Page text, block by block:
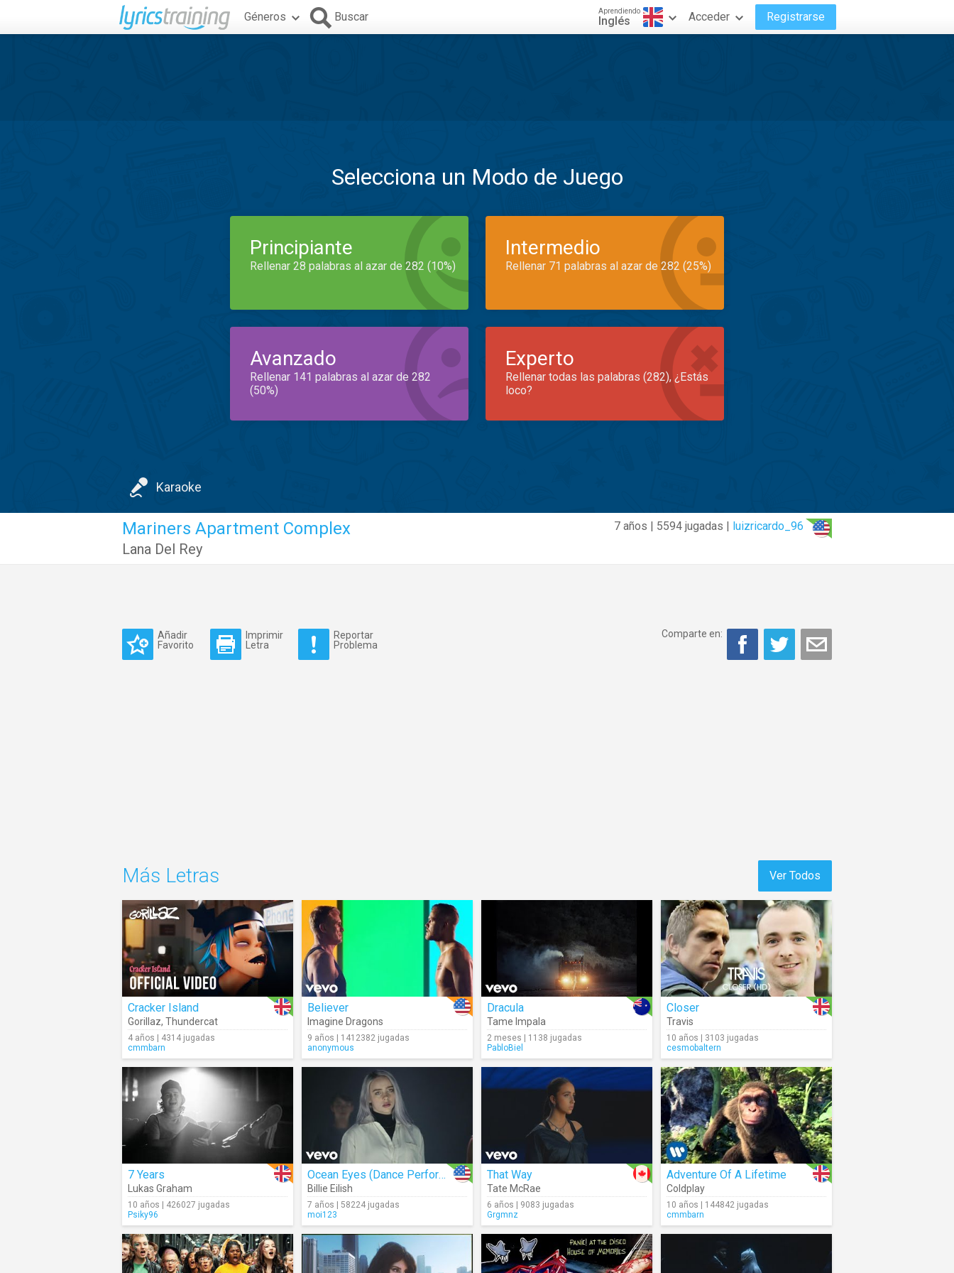
Géneros Buscar Aprendiendo
Inglés Acceder Registrarse
Selecciona un Modo de Juego
Principiante
Rellenar 28 palabras al azar de 282 (10%)
Intermedio
Rellenar 71 palabras al azar de 282 (25%)
Avanzado
Rellenar 141 palabras al azar de 282
(50%)
Experto
Rellenar todas las palabras (282), ¿Estás
loco?
Karaoke
7 años | 5594 jugadas | luizricardo_96
Mariners Apartment Complex
Lana Del Rey
Añadir
Favorito
Imprimir
Letra
Reportar
Problema
Comparte en:
Ver Todos
Más Letras
Cracker Island
Gorillaz, Thundercat
4 años | 4314 jugadas
cmmbarn
Believer
Imagine Dragons
9 años | 1412382 jugadas
anonymous
Dracula
Tame Impala
2 meses | 1138 jugadas
PabloBiel
Closer
Travis
10 años | 3103 jugadas
cesmobaltern
7 Years
Lukas Graham
10 años | 426027 jugadas
Psiky96
Ocean Eyes (Dance Performance)
Billie Eilish
7 años | 58224 jugadas
moi123
That Way
Tate McRae
6 años | 9083 jugadas
Grgmnz
Adventure Of A Lifetime
Coldplay
10 años | 144842 jugadas
cmmbarn